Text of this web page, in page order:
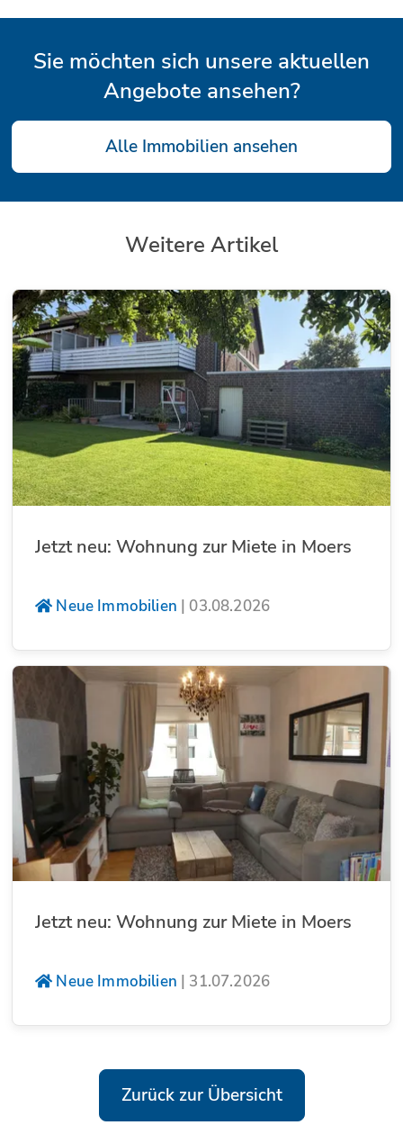
Sie möchten sich unsere aktuellen
Angebote ansehen?
Alle Immobilien ansehen
Weitere Artikel
Jetzt neu: Wohnung zur Miete in Moers
Neue Immobilien | 03.08.2026
Jetzt neu: Wohnung zur Miete in Moers
Neue Immobilien | 31.07.2026
Zurück zur Übersicht